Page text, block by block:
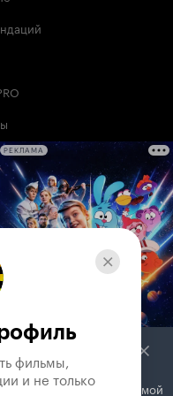
РЕКЛАМА
фильмы,
и не толькоВместе с рекламой